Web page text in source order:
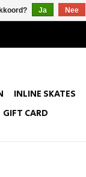
INLINE SKATES
GIFT CARD
Ja Nee